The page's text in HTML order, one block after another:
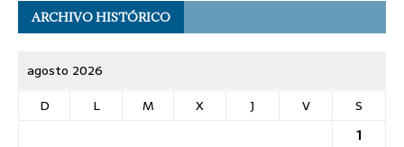
ARCHIVO HISTÓRICO
agosto 2026
D
L M X J V
S
1